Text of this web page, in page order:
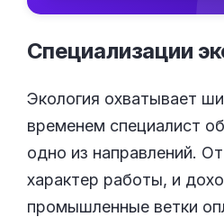
Специализации
Экология охватывает
временем специалист
одно из направлений.
характер работы, и
промышленные ветки